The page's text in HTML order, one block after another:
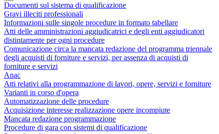
Documenti sul sistema di qualificazione
Gravi illeciti professionali
Informazioni sulle singole procedure in formato tabellare
Atti delle amministrazioni aggiudicatrici e degli enti aggiudicatori
distintamente per ogni procedure
Comunicazione circa la mancata redazione del programma triennale
degli acquisti di forniture e servizi, per assenza di acquisti di
forniture e servizi
Anac
Atti relativi alla programmazione di lavori, opere, servizi e forniture
Varianti in corso d'opera
Automatizzazione delle procedure
Acquisizione interesse realizzazione opere incompiute
Mancata redazione programmazione
Procedure di gara con sistemi di qualificazione